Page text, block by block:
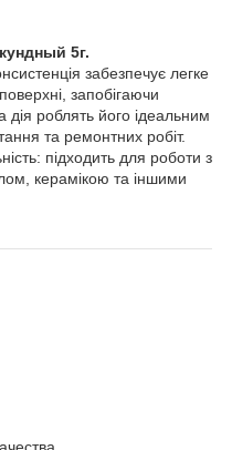
5г.
забезпечує легке
запобігаючи
дія роблять його ідеальним
та ремонтних робіт.
підходить для роботи з
керамікою та іншими